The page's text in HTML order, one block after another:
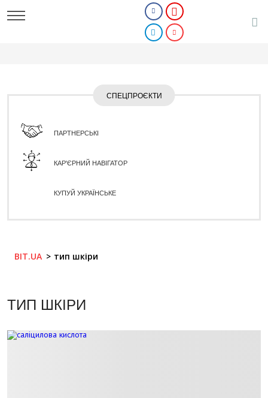
СПЕЦПРОЄКТИ
ПАРТНЕРСЬКІ
КАР'ЄРНИЙ НАВІГАТОР
КУПУЙ УКРАЇНСЬКЕ
BIT.UA тип шкіри
ТИП ШКІРИ